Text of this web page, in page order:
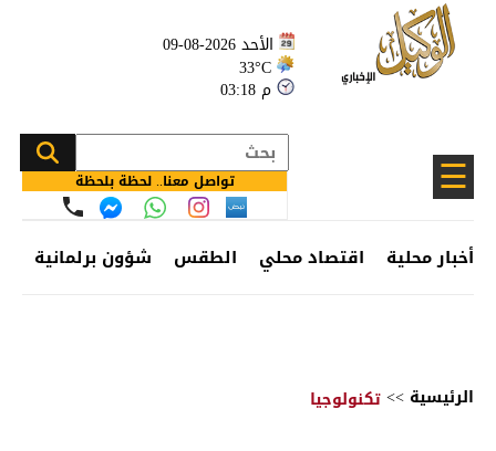
الأحد 2026-08-09
33°C
03:18 م
☰ تواصل معنا.. لحظة بلحظة
أخبار محلية اقتصاد محلي الطقس شؤون برلمانية
الرئيسية >>تكنولوجيا